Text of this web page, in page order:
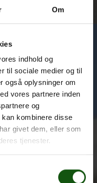
Om
indhold og
til sociale medier og til
også oplysninger om
vores partnere inden
og
kombinere disse
givet dem, eller som
tjenester.